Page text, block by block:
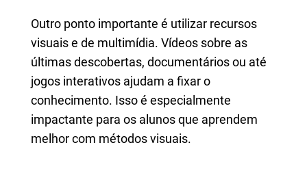
Outro ponto importante é utilizar recursos
visuais e de multimídia. Vídeos sobre as
últimas descobertas, documentários ou até
jogos interativos ajudam a fixar o
conhecimento. Isso é especialmente
impactante para os alunos que aprendem
melhor com métodos visuais.